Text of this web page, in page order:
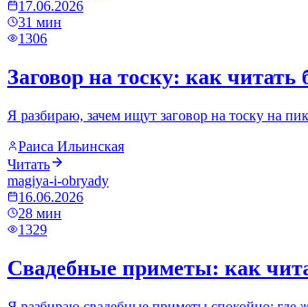
17.06.2026
31 мин
1306
Заговор на тоску: как
Я разбираю, зачем ищут заговор на тоску на
Раиса Ильинская
Читать
magiya-i-obryady
16.06.2026
28 мин
1329
Свадебные приметы: как